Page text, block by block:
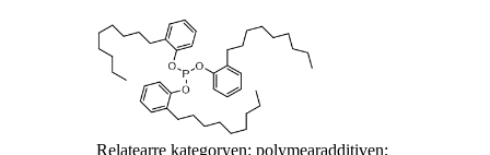
Relatearre kategoryen: polymearadditiven;